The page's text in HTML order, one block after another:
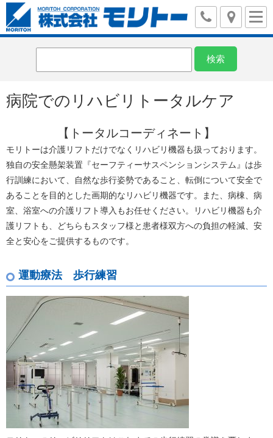
病院でのリハビリトータルケア
【トータルコーディネート】
モリトーは介護リフトだけでなくリハビリ機器も扱っております。
独自の安全懸架装置『セーフティーサスペンションシステム』は歩
行訓練において、自然な歩行姿勢であること、転倒について安全で
あることを目的とした画期的なリハビリ機器です。また、病棟、病
室、浴室への介護リフト導入もお任せください。リハビリ機器も介
護リフトも、どちらもスタッフ様と患者様双方への負担の軽減、安
全と安心をご提供するものです。
運動療法 歩行練習